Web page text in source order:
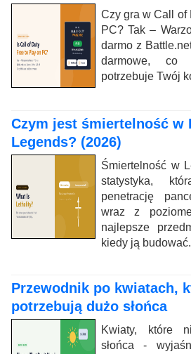
Czy gra w Call of
PC? Tak –
darmo z
darmowe, co
potrzebuje Twój
Czym jest śmiertelność w
Legends? (2026)
Śmiertelność w
statystyka,
penetrację
wraz z
najlepsze
kiedy ją budować.
Przewodnik po kwiatach,
potrzebują dużo słońca
Kwiaty, które
słońca -